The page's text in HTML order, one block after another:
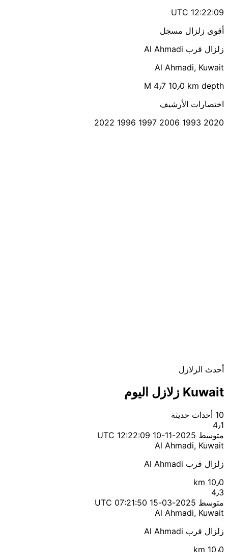
12:22:09 UTC
أقوى زلزال مسجل
زلزال قرب Al Ahmadi
Al Ahmadi, Kuwait
M 4٫7 10٫0 km depth
اختصارات الأرشيف
2020
1993
2006
1997
1996
2022
أحدث الزلازل
Kuwait زلازل اليوم
10 أحداث حديثة
4٫1
متوسط 2025-11-10 12:22:09 UTC
Al Ahmadi, Kuwait
زلزال قرب Al Ahmadi
10٫0 km
4٫3
متوسط 2025-03-15 07:21:50 UTC
Al Ahmadi, Kuwait
زلزال قرب Al Ahmadi
10٫0 km